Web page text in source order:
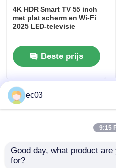
QLED-tv
4K HDR Smart TV 55 inch
met plat scherm en Wi-Fi
2025 LED-televisie
Beste prijs
ec03
9:15
Good day, what product are
for?